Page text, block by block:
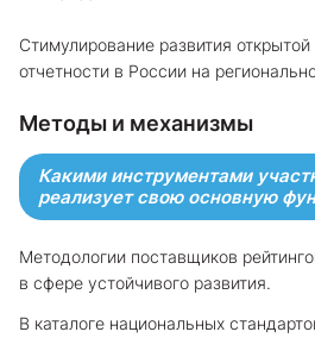
Стимулирование развития открытой
отчетности в России на
Методы и механизмы
Какими инструментами
реализует свою основную
Методологии поставщиков
в сфере устойчивого развития.
В каталоге национальных